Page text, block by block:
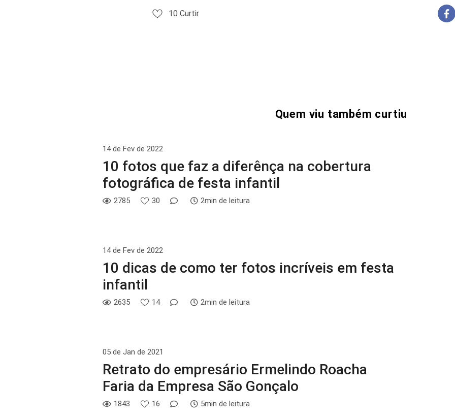
10 Curtir
Quem viu também curtiu
14 de Fev de 2022
10 fotos que faz a diferênça na cobertura
fotográfica de festa infantil
2785 30 2min de leitura
14 de Fev de 2022
10 dicas de como ter fotos incríveis em festa
infantil
2635 14 2min de leitura
05 de Jan de 2021
Retrato do empresário Ermelindo Roacha
Faria da Empresa São Gonçalo
1843 16 5min de leitura